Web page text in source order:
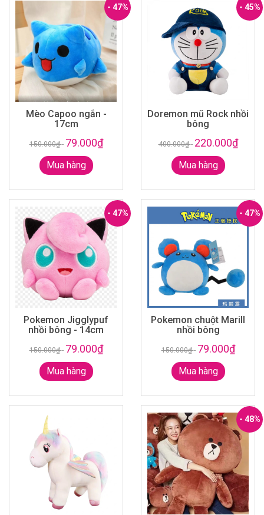
- 47%
Mèo Capoo ngắn -
17cm
150.000₫- 79.000₫
Mua hàng
- 45%
Doremon mũ Rock nhồi
bông
400.000₫- 220.000₫
Mua hàng
- 47%
Pokemon Jigglypuf
nhồi bông - 14cm
150.000₫- 79.000₫
Mua hàng
- 47%
Pokemon chuột Marill
nhồi bông
150.000₫- 79.000₫
Mua hàng
- 48%